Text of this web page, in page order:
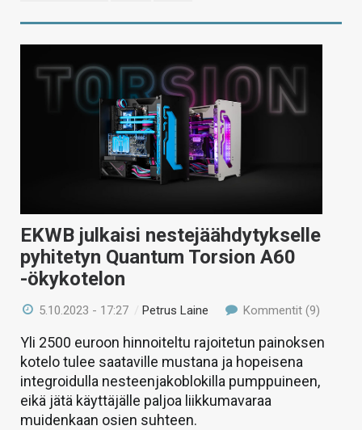
EKWB julkaisi nestejäähdytykselle
pyhitetyn Quantum Torsion A60
-ökykotelon
5.10.2023 - 17:27 /Petrus Laine Kommentit (9)
Yli 2500 euroon hinnoiteltu rajoitetun painoksen
kotelo tulee saataville mustana ja hopeisena
integroidulla nesteenjakoblokilla pumppuineen,
eikä jätä käyttäjälle paljoa liikkumavaraa
muidenkaan osien suhteen.